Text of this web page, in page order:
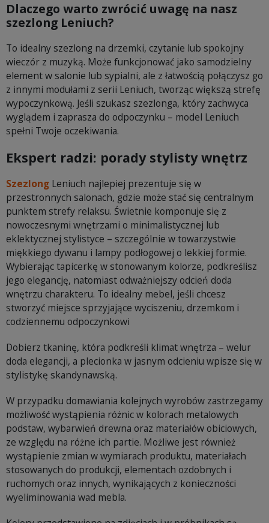
Dlaczego warto zwrócić uwagę na nasz
szezlong Leniuch?
To idealny szezlong na drzemki, czytanie lub spokojny
wieczór z muzyką. Może funkcjonować jako samodzielny
element w salonie lub sypialni, ale z łatwością połączysz go
z innymi modułami z serii Leniuch, tworząc większą strefę
wypoczynkową. Jeśli szukasz szezlonga, który zachwyca
wyglądem i zaprasza do odpoczynku – model Leniuch
spełni Twoje oczekiwania.
Ekspert radzi: porady stylisty wnętrz
Szezlong Leniuch najlepiej prezentuje się w
przestronnych salonach, gdzie może stać się centralnym
punktem strefy relaksu. Świetnie komponuje się z
nowoczesnymi wnętrzami o minimalistycznej lub
eklektycznej stylistyce – szczególnie w towarzystwie
miękkiego dywanu i lampy podłogowej o lekkiej formie.
Wybierając tapicerkę w stonowanym kolorze, podkreślisz
jego elegancję, natomiast odważniejszy odcień doda
wnętrzu charakteru. To idealny mebel, jeśli chcesz
stworzyć miejsce sprzyjające wyciszeniu, drzemkom i
codziennemu odpoczynkowi
Dobierz tkaninę, która podkreśli klimat wnętrza – welur
doda elegancji, a plecionka w jasnym odcieniu wpisze się w
stylistykę skandynawską.
W przypadku domawiania kolejnych wyrobów zastrzegamy
możliwość wystąpienia różnic w kolorach metalowych
podstaw, wybarwień drewna oraz materiałów obiciowych,
ze względu na różne ich partie. Możliwe jest również
wystąpienie zmian w wymiarach produktu, materiałach
stosowanych do produkcji, elementach ozdobnych i
ruchomych oraz innych, wynikających z konieczności
wyeliminowania wad mebla.